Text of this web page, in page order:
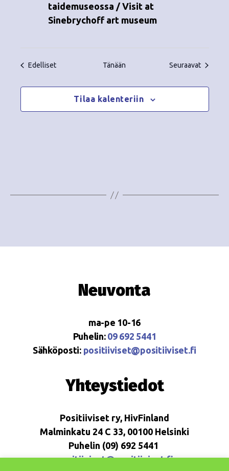
taidemuseossa / Visit at
Sinebrychoff art museum
EdellisetTapahtumat Tänään Seuraavat
Tilaa kalenteriin
Neuvonta
ma-pe 10-16
Puhelin: 09 692 5441
Sähköposti: positiiviset@positiiviset.fi
Yhteystiedot
Positiiviset ry, HivFinland
Malminkatu 24 C 33, 00100 Helsinki
Puhelin (09) 692 5441
positiiviset@positiiviset.fi